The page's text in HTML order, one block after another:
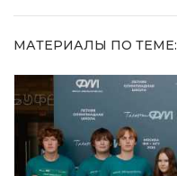
МАТЕРИАЛЫ ПО ТЕМЕ: